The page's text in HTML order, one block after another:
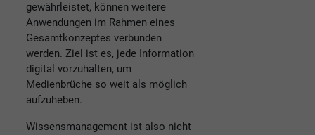
gewährleistet, können weitere
Anwendungen im Rahmen eines
Gesamtkonzeptes verbunden
werden. Ziel ist es, jede Information
digital vorzuhalten, um
Medienbrüche so weit als möglich
aufzuheben.
Wissensmanagement ist also nicht